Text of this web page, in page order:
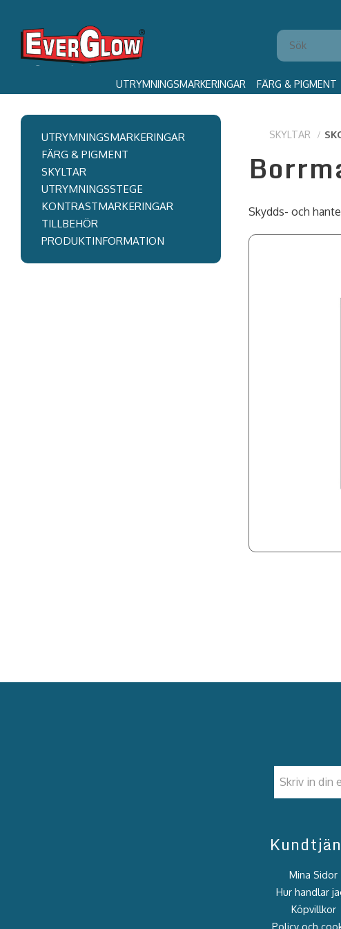
UTRYMNINGSMARKERINGAR FÄRG & PIGMENT
SKYLTAR
Skydds- och
UTRYMNINGSMARKERINGAR
FÄRG & PIGMENT
SKYLTAR
UTRYMNINGSSTEGE
KONTRASTMARKERINGAR
TILLBEHÖR
PRODUKTINFORMATION
Mina Sidor
Hur handlar
Köpvillkor
Policy och